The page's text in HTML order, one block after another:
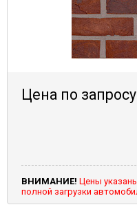
Цена по запросу
ВНИМАНИЕ! Цены
полной загрузки